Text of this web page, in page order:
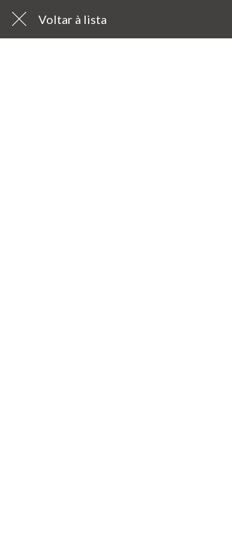
Voltar à lista